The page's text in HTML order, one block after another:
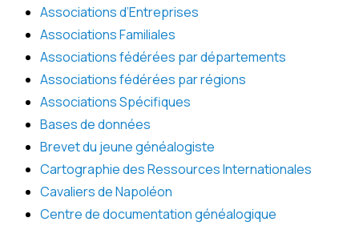
Associations d’Entreprises
Associations Familiales
Associations fédérées par départements
Associations fédérées par régions
Associations Spécifiques
Bases de données
Brevet du jeune généalogiste
Cartographie des Ressources Internationales
Cavaliers de Napoléon
Centre de documentation généalogique